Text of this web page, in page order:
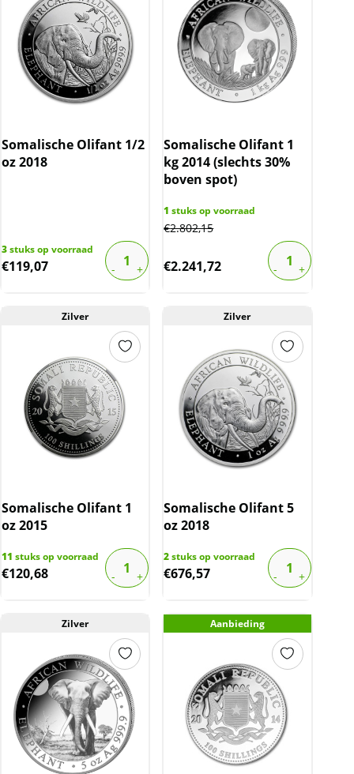
Somalische Olifant 1/2
oz 2018
3stuks op voorraad
€119,07
Somalische Olifant 1
kg 2014 (slechts 30%
boven spot)
1 stuks op voorraad
€2.802,15
€2.241,72
Zilver
Somalische Olifant 1
oz 2015
11 stuks op voorraad
€120,68
Zilver
Somalische Olifant 5
oz 2018
2stuks op voorraad
€676,57
Zilver Aanbieding